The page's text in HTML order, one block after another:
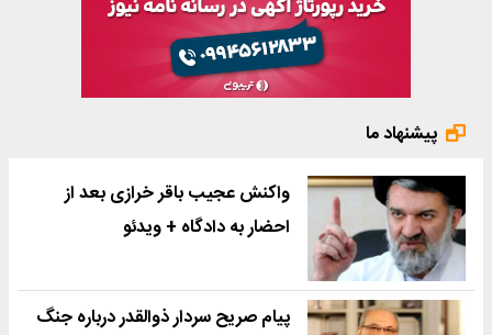
پیشنهاد ما
واکنش عجیب باقر خرازی بعد از
احضار به دادگاه + ویدئو
پیام صریح سردار ذوالقدر درباره جنگ